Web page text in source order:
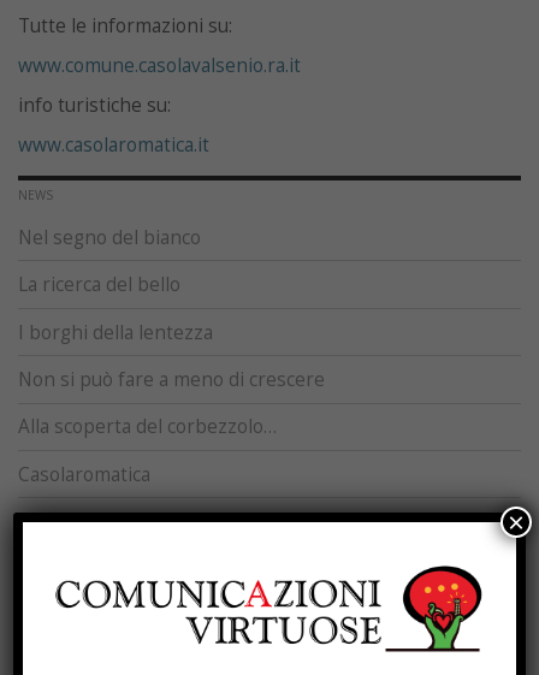
Tutte le informazioni su:
www.comune.casolavalsenio.ra.it
info turistiche su:
www.casolaromatica.it
NEWS
Nel segno del bianco
La ricerca del bello
I borghi della lentezza
Non si può fare a meno di crescere
Alla scoperta del corbezzolo…
Casolaromatica
Amico del parco
Gravidanza, infanzia, e non solo
×